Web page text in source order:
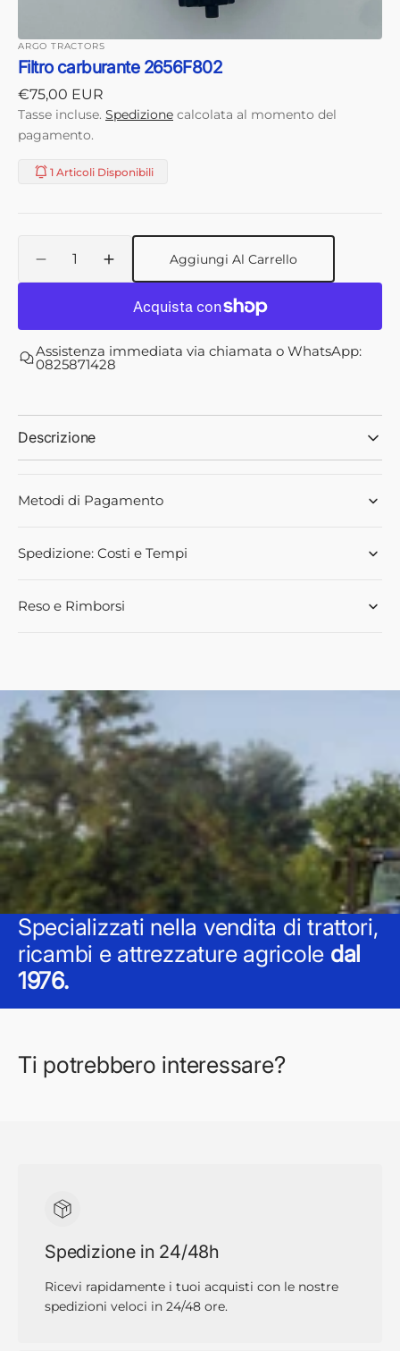
ARGO TRACTORS
Filtro carburante 2656F802
Prezzo
di
listino
€75,00 EUR
Tasse incluse. Spedizione calcolata al momento del
pagamento.
1 Articoli Disponibili
Diminuisci
quantità
carburante
2656F802
Aumenta
quantità
carburante
2656F802
Aggiungi Al Carrello
Assistenza immediata via chiamata o WhatsApp:
0825871428
Descrizione
Metodi di Pagamento
Spedizione: Costi e Tempi
Reso e Rimborsi
Specializzati nella vendita di trattori,
ricambi e attrezzature agricole dal
1976.
Ti potrebbero interessare?
Spedizione in 24/48h
Ricevi rapidamente i tuoi acquisti con le nostre
spedizioni veloci in 24/48 ore.